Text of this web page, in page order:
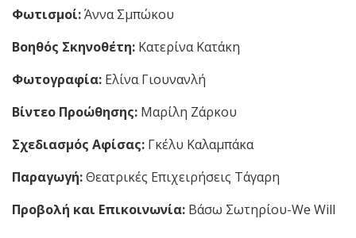
Φωτισμοί:Άννα Σμπώκου
Βοηθός Σκηνοθέτη: Κατερίνα Κατάκη
Φωτογραφία: Ελίνα Γιουνανλή
Βίντεο Προώθησης: Μαρίλη Ζάρκου
Σχεδιασμός Αφίσας: Γκέλυ Καλαμπάκα
Παραγωγή:Θεατρικές Επιχειρήσεις Τάγαρη
Προβολή και Επικοινωνία: Βάσω Σωτηρίου-We Will